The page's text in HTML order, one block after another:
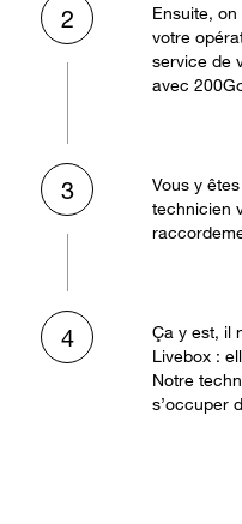
2
Ensuite,
votre
service de
avec
3
Vous y
technicien
4
Ça y est, il
Livebox :
Notre
s’occuper